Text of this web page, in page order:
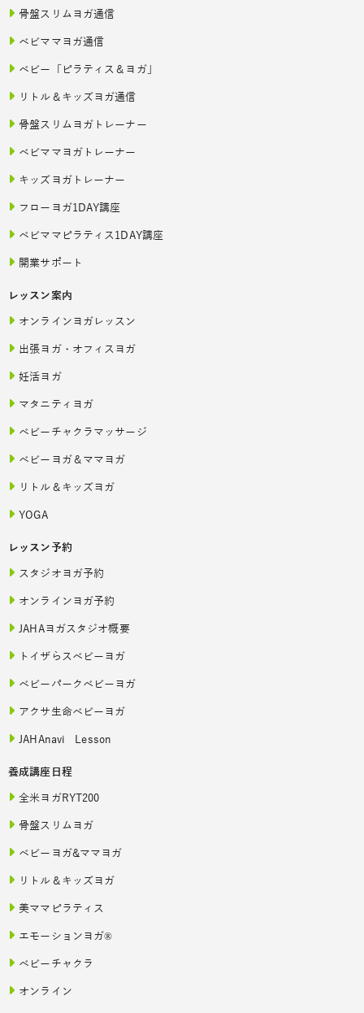
骨盤スリムヨガ通信
ベビママヨガ通信
ベビー「ピラティス＆ヨガ」
リトル＆キッズヨガ通信
骨盤スリムヨガトレーナー
ベビママヨガトレーナー
キッズヨガトレーナー
フローヨガ1DAY講座
ベビママピラティス1DAY講座
開業サポート
レッスン案内
オンラインヨガレッスン
出張ヨガ・オフィスヨガ
妊活ヨガ
マタニティヨガ
ベビーチャクラマッサージ
ベビーヨガ＆ママヨガ
リトル＆キッズヨガ
YOGA
レッスン予約
スタジオヨガ予約
オンラインヨガ予約
JAHAヨガスタジオ概要
トイザらスベビーヨガ
ベビーパークベビーヨガ
アクサ生命ベビーヨガ
JAHAnavi Lesson
養成講座日程
全米ヨガRYT200
骨盤スリムヨガ
ベビーヨガ&ママヨガ
リトル＆キッズヨガ
美ママピラティス
エモーションヨガ®
ベビーチャクラ
オンライン